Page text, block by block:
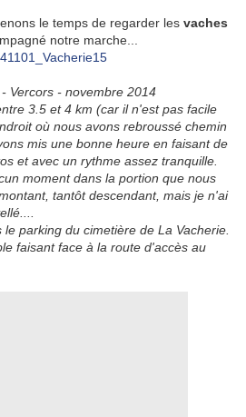
le temps de regarder les vaches
notre marche...
Vercors - novembre 2014
3.5 et 4 km (car il n'est pas facile
où nous avons rebroussé chemin
mis une bonne heure en faisant de
et avec un rythme assez tranquille.
moment dans la portion que nous
tantôt descendant, mais je n'ai
parking du cimetière de La Vacherie.
faisant face à la route d'accès au